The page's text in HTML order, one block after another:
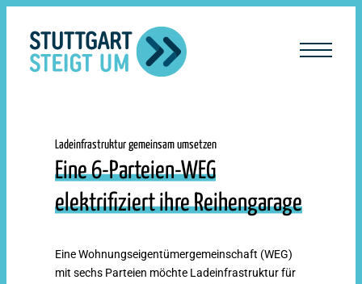
Ladeinfrastruktur gemeinsam umsetzen
Eine 6-Parteien-WEG
elektrifiziert ihre Reihengarage
Eine Wohnungseigentümergemeinschaft (WEG)
mit sechs Parteien möchte Ladeinfrastruktur für